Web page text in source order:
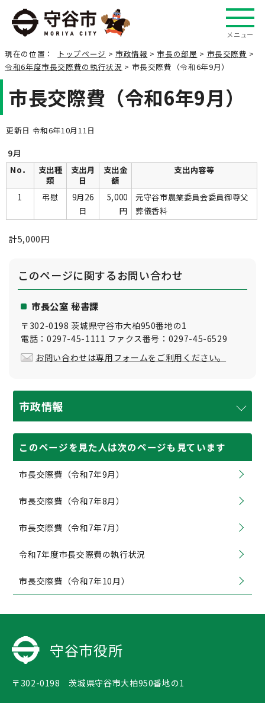
メニュー
現在の位置： トップページ > 市政情報 >市長の部屋 > 市長交際費 >
令和6年度市長交際費の執行状況 > 市長交際費（令和6年9月）
市長交際費（令和6年9月）
更新日 令和6年10月11日
9月
No．
支出種
類
支出月
日
支出金
額
支出内容等
1 弔慰
9月26
日
5,000
円
元守谷市農業委員会委員御尊父
葬儀香料
計5,000円
このページに関するお問い合わせ
市長公室 秘書課
〒302-0198 茨城県守谷市大柏950番地の1
電話：0297-45-1111 ファクス番号：0297-45-6529
お問い合わせは専用フォームをご利用ください。
市政情報
このページを見た人は次のページも見ています
市長交際費（令和7年9月）
市長交際費（令和7年8月）
市長交際費（令和7年7月）
令和7年度市長交際費の執行状況
市長交際費（令和7年10月）
守谷市役所
〒302-0198 茨城県守谷市大柏950番地の1